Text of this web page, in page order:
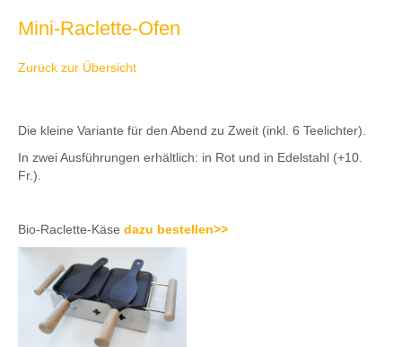
Mini-Raclette-Ofen
Zurück zur Übersicht
Die kleine Variante für den Abend zu Zweit (inkl. 6 Teelichter).
In zwei Ausführungen erhältlich: in Rot und in Edelstahl (+10.
Fr.).
Bio-Raclette-Käse dazu bestellen>>